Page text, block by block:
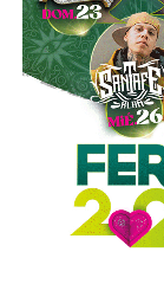
dos hombres
mismo tiempo,
dueño